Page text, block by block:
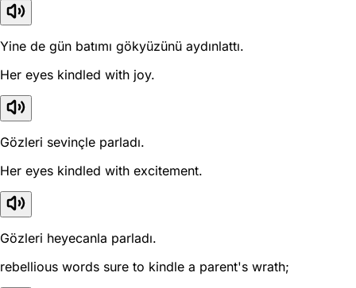
Yine de gün batımı gökyüzünü aydınlattı.
Her eyes kindled with joy.
Gözleri sevinçle parladı.
Her eyes kindled with excitement.
Gözleri heyecanla parladı.
rebellious words sure to kindle a parent's wrath;